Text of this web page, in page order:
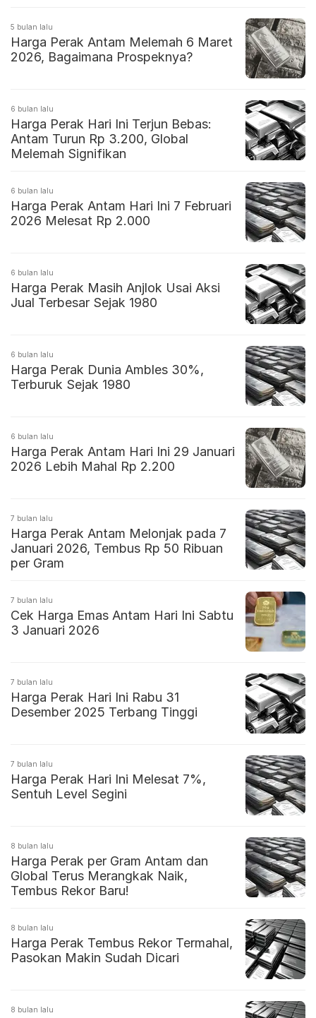
5 bulan lalu
Harga Perak Antam Melemah 6 Maret
2026, Bagaimana Prospeknya?
6 bulan lalu
Harga Perak Hari Ini Terjun Bebas:
Antam Turun Rp 3.200, Global
Melemah Signifikan
6 bulan lalu
Harga Perak Antam Hari Ini 7 Februari
2026 Melesat Rp 2.000
6 bulan lalu
Harga Perak Masih Anjlok Usai Aksi
Jual Terbesar Sejak 1980
6 bulan lalu
Harga Perak Dunia Ambles 30%,
Terburuk Sejak 1980
6 bulan lalu
Harga Perak Antam Hari Ini 29 Januari
2026 Lebih Mahal Rp 2.200
7 bulan lalu
Harga Perak Antam Melonjak pada 7
Januari 2026, Tembus Rp 50 Ribuan
per Gram
7 bulan lalu
Cek Harga Emas Antam Hari Ini Sabtu
3 Januari 2026
7 bulan lalu
Harga Perak Hari Ini Rabu 31
Desember 2025 Terbang Tinggi
7 bulan lalu
Harga Perak Hari Ini Melesat 7%,
Sentuh Level Segini
8 bulan lalu
Harga Perak per Gram Antam dan
Global Terus Merangkak Naik,
Tembus Rekor Baru!
8 bulan lalu
Harga Perak Tembus Rekor Termahal,
Pasokan Makin Sudah Dicari
8 bulan lalu